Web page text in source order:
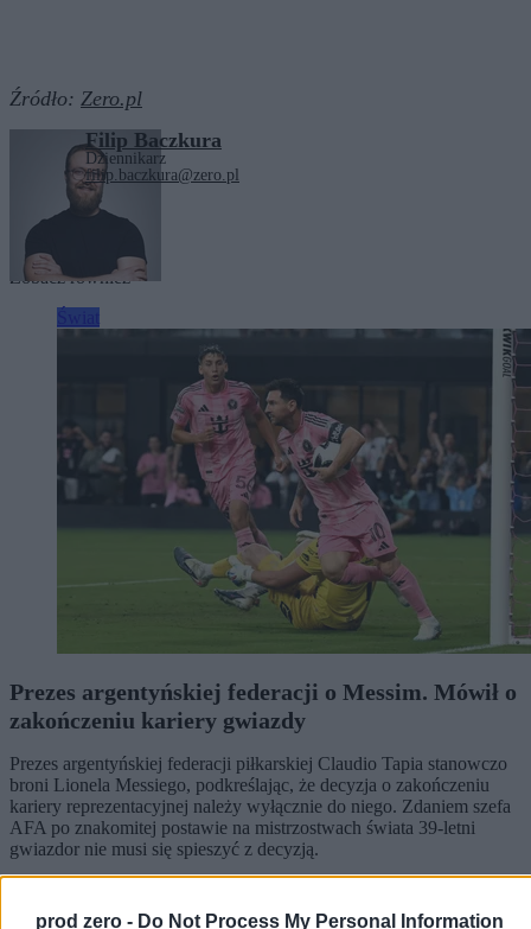
prod zero - Do Not Process My Personal Information
Źródło: Zero.pl
Filip Baczkura
Dziennikarz
filip.baczkura@zero.pl
Tagi:Iran
Zobacz również
Prezes argentyńskiej federacji o Messim. Mówił o
zakończeniu kariery gwiazdy
Prezes argentyńskiej federacji piłkarskiej Claudio Tapia stanowczo
broni Lionela Messiego, podkreślając, że decyzja o zakończeniu
kariery reprezentacyjnej należy wyłącznie do niego. Zdaniem szefa
AFA po znakomitej postawie na mistrzostwach świata 39-letni
gwiazdor nie musi się spieszyć z decyzją.